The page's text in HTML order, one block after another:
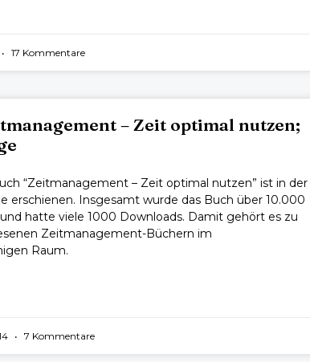
17 Kommentare
– Zeit optimal nutzen;
“Zeitmanagement – Zeit optimal nutzen” ist in der
erschienen. Insgesamt wurde das Buch über 10.000
hatte viele 1000 Downloads. Damit gehört es zu
Zeitmanagement-Büchern im
Raum.
7 Kommentare